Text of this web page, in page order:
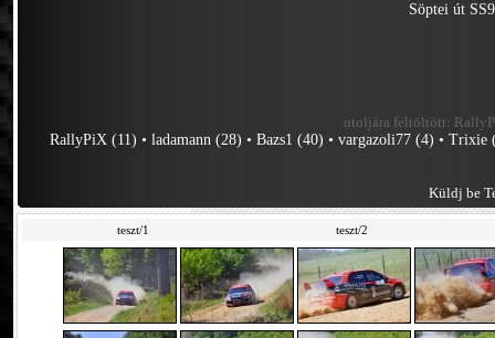
Söptei út
utoljára feltöltött:
RallyPiX (11) •ladamann (28) •Bazs1 (40) •vargazoli77 (4) •Trixie
Küldj be
teszt/1 teszt/2